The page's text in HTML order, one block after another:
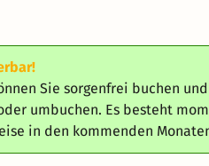
Sie sorgenfrei buchen
umbuchen. Es besteht
in den kommenden